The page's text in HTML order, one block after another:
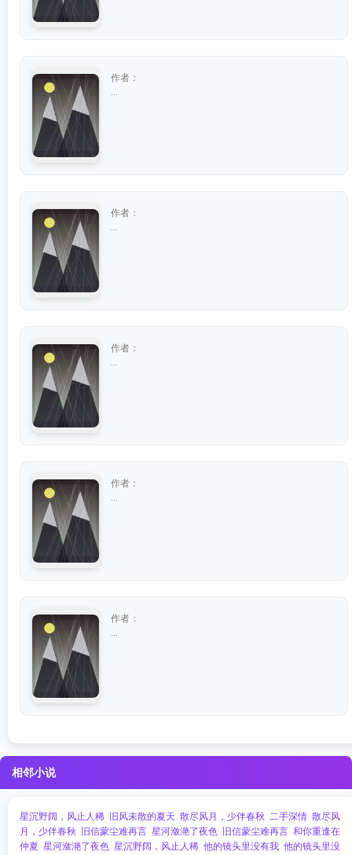
作者：
作者：
作者：
作者：
作者：
相邻小说
星沉野阔，风止人稀 旧风未散的夏天 散尽风月，少伴春秋 二手深情 散尽风
月，少伴春秋
旧信蒙尘难再言 星河潋滟了夜色 旧信蒙尘难再言 和你重逢在
仲夏 星河潋滟了夜色 星沉野阔，风止人稀 他的镜头里没有我 他的镜头里没